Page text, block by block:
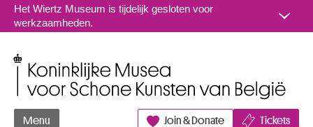
Naar inhoud
Het Wiertz Museum is tijdelijk gesloten voor
werkzaamheden.
Menu Join & Donate Tickets